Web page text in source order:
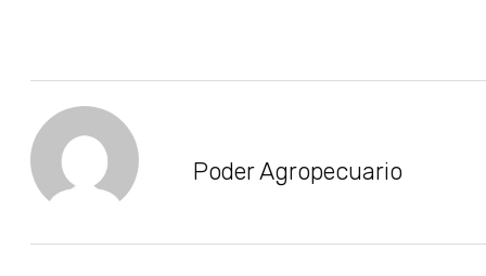
Poder Agropecuario